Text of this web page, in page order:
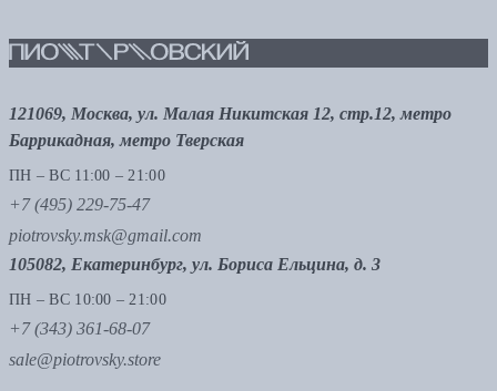
121069, Москва, ул. Малая Никитская 12, стр.12, метро
Баррикадная, метро Тверская
ПН – ВС 11:00 – 21:00
+7 (495) 229-75-47
piotrovsky.msk@gmail.com
105082, Екатеринбург, ул. Бориса Ельцина, д. 3
ПН – ВС 10:00 – 21:00
+7 (343) 361-68-07
sale@piotrovsky.store